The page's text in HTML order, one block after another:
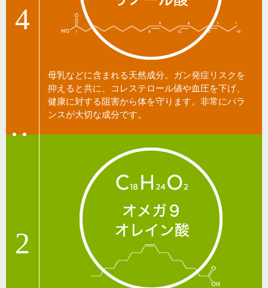
4
母乳などに含まれる天然成分。ガン発症リスクを
抑えると共に、コレステロール値や血圧を下げ、
健康に対する阻害から体を守ります。非常にバラ
ンスが大切な成分です。
2